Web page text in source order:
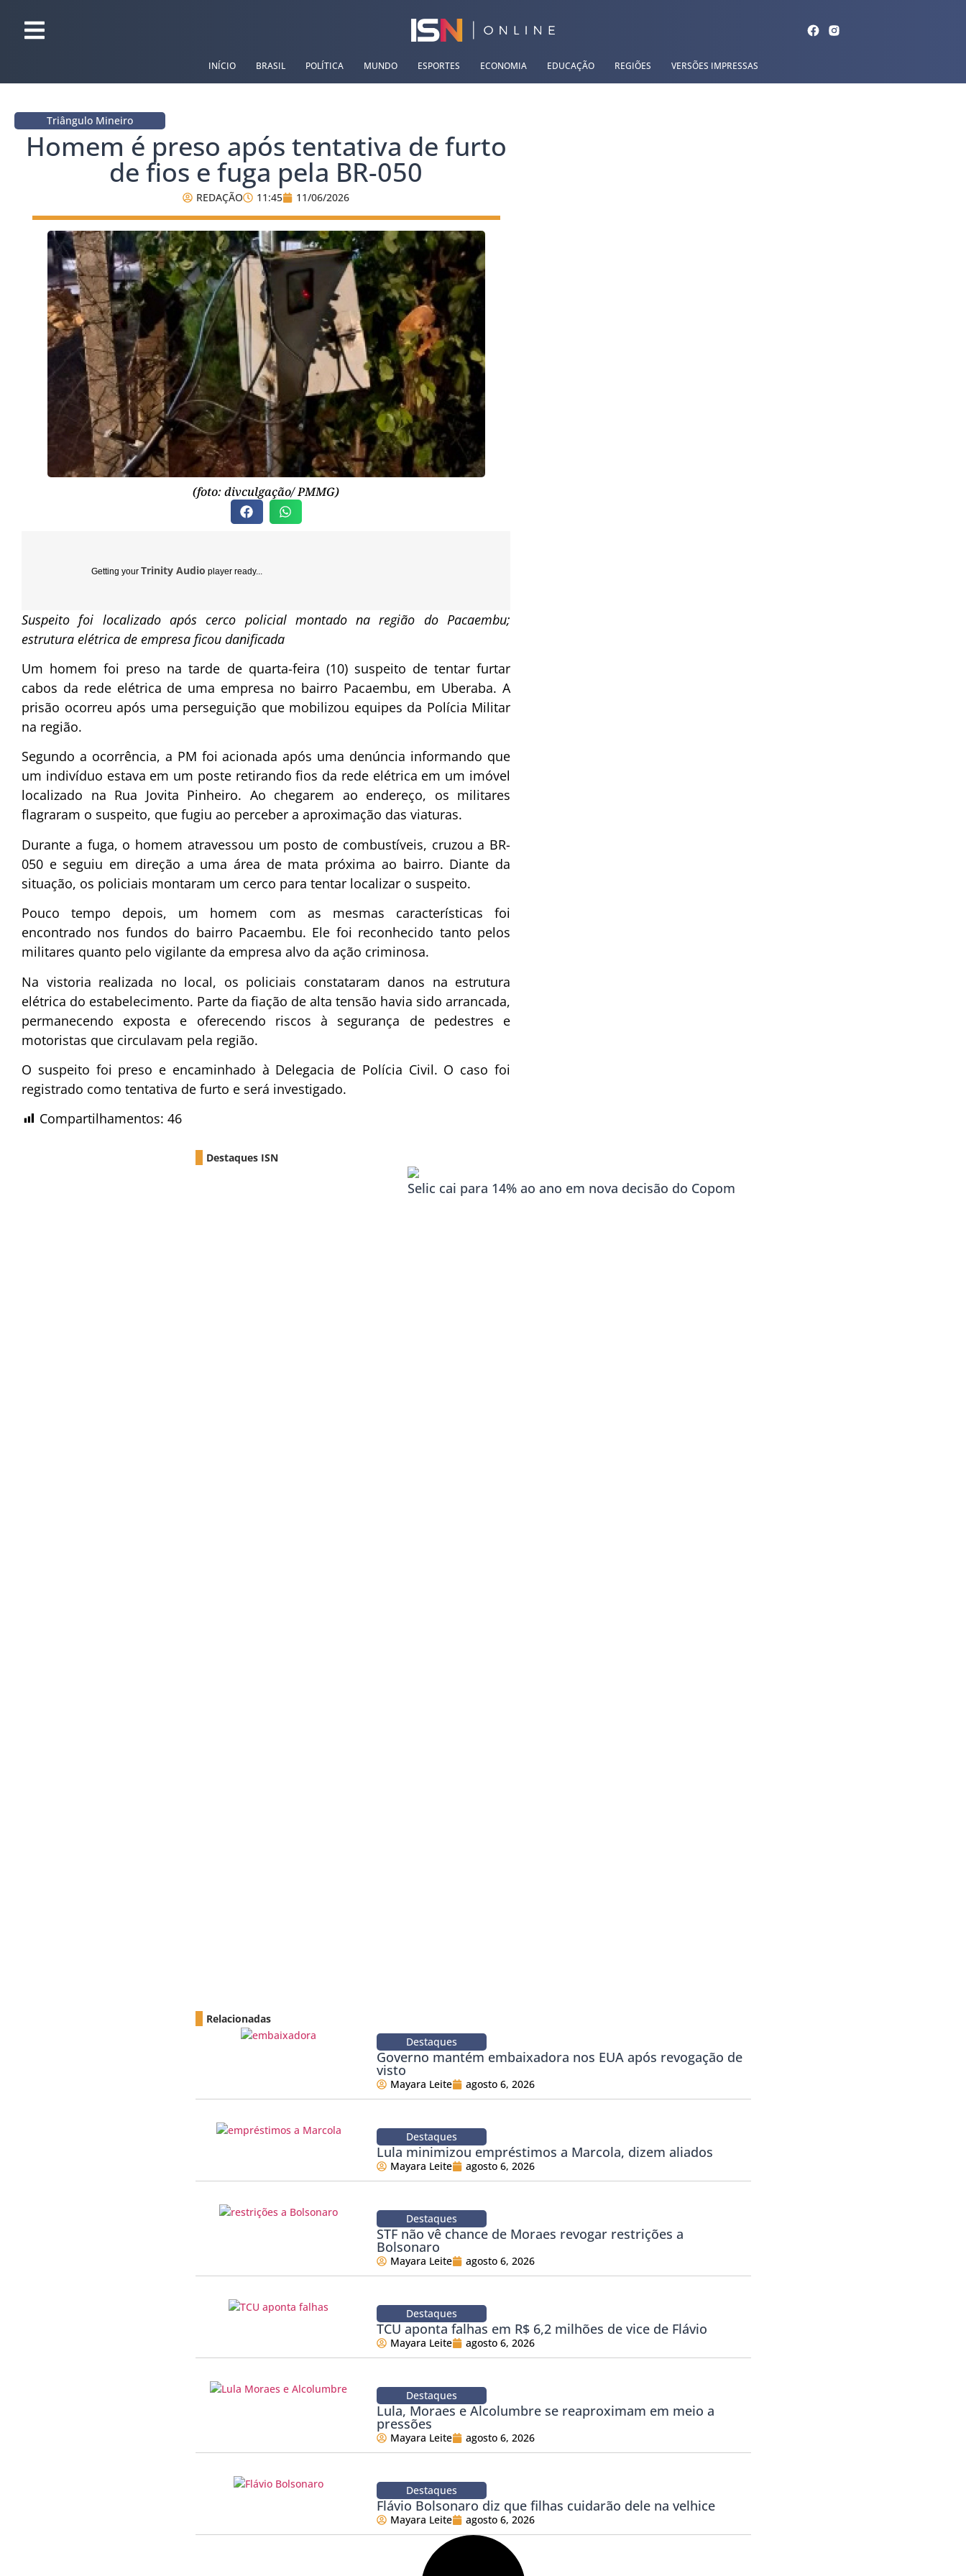
INÍCIO BRASIL POLÍTICA MUNDO ESPORTES ECONOMIA EDUCAÇÃO REGIÕES VERSÕES IMPRESSAS
Triângulo Mineiro
Homem é preso após tentativa de furto
de fios e fuga pela BR-050
REDAÇÃO 11:45 11/06/2026
(foto: divculgação/ PMMG)
Getting your Trinity Audio player ready...
Suspeito foi localizado após cerco policial montado na região do Pacaembu;
estrutura elétrica de empresa ficou danificada
Um homem foi preso na tarde de quarta-feira (10) suspeito de tentar furtar
cabos da rede elétrica de uma empresa no bairro Pacaembu, em Uberaba. A
prisão ocorreu após uma perseguição que mobilizou equipes da Polícia Militar
na região.
Segundo a ocorrência, a PM foi acionada após uma denúncia informando que
um indivíduo estava em um poste retirando fios da rede elétrica em um imóvel
localizado na Rua Jovita Pinheiro. Ao chegarem ao endereço, os militares
flagraram o suspeito, que fugiu ao perceber a aproximação das viaturas.
Durante a fuga, o homem atravessou um posto de combustíveis, cruzou a BR-
050 e seguiu em direção a uma área de mata próxima ao bairro. Diante da
situação, os policiais montaram um cerco para tentar localizar o suspeito.
Pouco tempo depois, um homem com as mesmas características foi
encontrado nos fundos do bairro Pacaembu. Ele foi reconhecido tanto pelos
militares quanto pelo vigilante da empresa alvo da ação criminosa.
Na vistoria realizada no local, os policiais constataram danos na estrutura
elétrica do estabelecimento. Parte da fiação de alta tensão havia sido arrancada,
permanecendo exposta e oferecendo riscos à segurança de pedestres e
motoristas que circulavam pela região.
O suspeito foi preso e encaminhado à Delegacia de Polícia Civil. O caso foi
registrado como tentativa de furto e será investigado.
Compartilhamentos: 46
Destaques ISN
Selic cai para 14% ao ano em nova decisão do Copom
Relacionadas
Destaques
Governo mantém embaixadora nos EUA após revogação de
visto
Mayara Leite agosto 6, 2026
Destaques
Lula minimizou empréstimos a Marcola, dizem aliados
Mayara Leite agosto 6, 2026
Destaques
STF não vê chance de Moraes revogar restrições a
Bolsonaro
Mayara Leite agosto 6, 2026
Destaques
TCU aponta falhas em R$ 6,2 milhões de vice de Flávio
Mayara Leite agosto 6, 2026
Destaques
Lula, Moraes e Alcolumbre se reaproximam em meio a
pressões
Mayara Leite agosto 6, 2026
Destaques
Flávio Bolsonaro diz que filhas cuidarão dele na velhice
Mayara Leite agosto 6, 2026